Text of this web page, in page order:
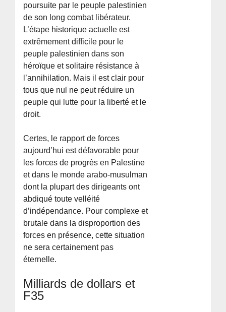
poursuite par le peuple palestinien
de son long combat libérateur.
L’étape historique actuelle est
extrêmement difficile pour le
peuple palestinien dans son
héroïque et solitaire résistance à
l’annihilation. Mais il est clair pour
tous que nul ne peut réduire un
peuple qui lutte pour la liberté et le
droit.
Certes, le rapport de forces
aujourd’hui est défavorable pour
les forces de progrès en Palestine
et dans le monde arabo-musulman
dont la plupart des dirigeants ont
abdiqué toute velléité
d’indépendance. Pour complexe et
brutale dans la disproportion des
forces en présence, cette situation
ne sera certainement pas
éternelle.
Milliards de dollars et
F35